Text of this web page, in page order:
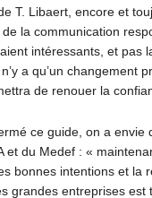
T. Libaert, encore et
la communication
intéressants, et pas
a qu’un changement
de renouer la
ce guide, on a envie
et du Medef : «
bonnes intentions et la
grandes entreprises est